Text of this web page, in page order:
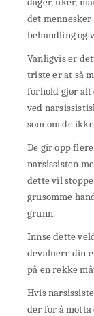
det
behandling og
Vanligvis er
triste er at så
forhold gjør alt
ved
som om de
De gir opp
narsissisten
dette vil
grusomme
grunn.
Innse dette
devaluere din
på en rekke
Hvis
der for å